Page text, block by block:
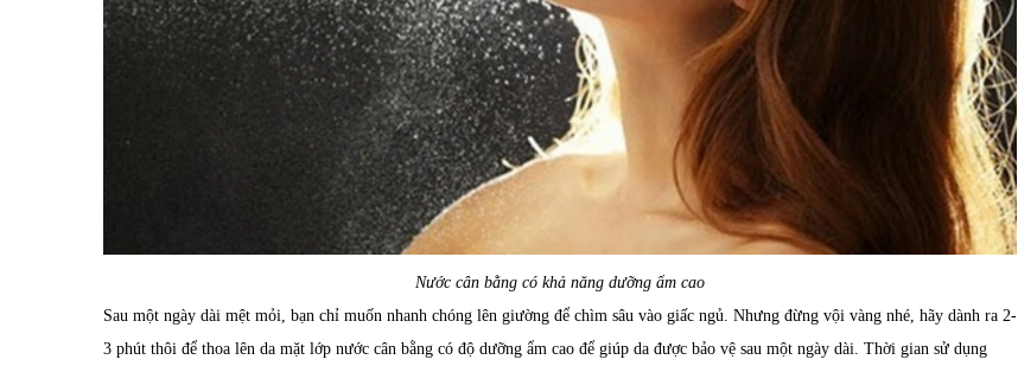
Nước cân bằng có khả năng dưỡng ẩm cao
Sau một ngày dài mệt mỏi, bạn chỉ muốn nhanh chóng lên giường để chìm sâu vào giấc ngủ. Nhưng đừng vội vàng nhé, hãy dành ra 2-
3 phút thôi để thoa lên da mặt lớp nước cân bằng có độ dưỡng ẩm cao để giúp da được bảo vệ sau một ngày dài. Thời gian sử dụng